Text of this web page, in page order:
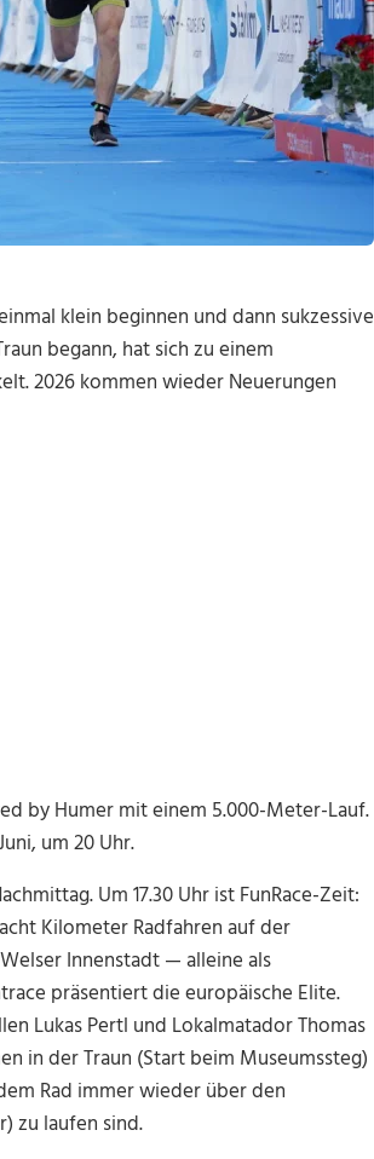
klein beginnen und dann sukzessive
begann, hat sich zu einem
2026 kommen wieder Neuerungen
by Humer mit einem 5.000-Meter-Lauf.
um 20 Uhr.
Um 17.30 Uhr ist FunRace-Zeit:
Kilometer Radfahren auf der
Innenstadt — alleine als
präsentiert die europäische Elite.
Lukas Pertl und Lokalmatador Thomas
in der Traun (Start beim Museumssteg)
Rad immer wieder über den
zu laufen sind.